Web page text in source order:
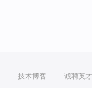
技术博客 诚聘英才